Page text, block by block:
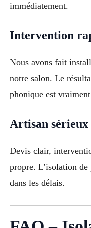
immédiatement.
Intervention
Nous avons fait
notre salon. Le
phonique est
Artisan sérieux
Devis clair,
propre. L’isolation de
dans les délais.